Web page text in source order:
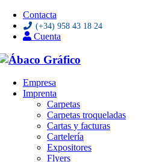
Contacta
(+34) 958 43 18 24
Cuenta
Empresa
Imprenta
Carpetas
Carpetas troqueladas
Cartas y facturas
Cartelería
Expositores
Flyers